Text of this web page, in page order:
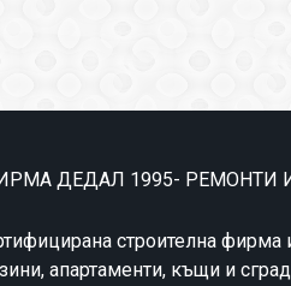
ДЕДАЛ 1995- РЕМОНТИ
строителна фирма
апартаменти, къщи и